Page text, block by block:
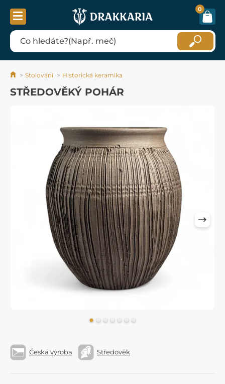
0
Stolování Historická keramika
STŘEDOVĚKÝ POHÁR
Česká výroba Středověk